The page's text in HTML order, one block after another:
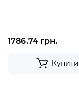
1786.74 грн.
Купити